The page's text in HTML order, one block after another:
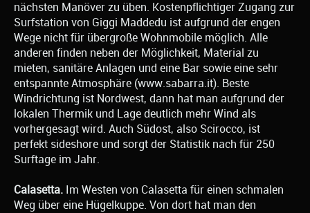
nächsten Manöver zu üben. Kostenpflichtiger Zugang zur
Surfstation von Giggi Maddedu ist aufgrund der engen
Wege nicht für übergroße Wohnmobile möglich. Alle
anderen finden neben der Möglichkeit, Material zu
mieten, sanitäre Anlagen und eine Bar sowie eine sehr
entspannte Atmosphäre (www.sabarra.it). Beste
Windrichtung ist Nordwest, dann hat man aufgrund der
lokalen Thermik und Lage deutlich mehr Wind als
vorhergesagt wird. Auch Südost, also Scirocco, ist
perfekt sideshore und sorgt der Statistik nach für 250
Surftage im Jahr.
Calasetta. Im Westen von Calasetta für einen schmalen
Weg über eine Hügelkuppe. Von dort hat man den